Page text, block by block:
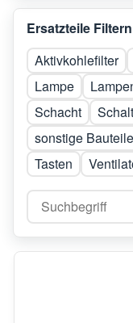
Ersatzteile Filtern
Aktivkohlefilter
Lampe
Schacht
sonstige Bauteile
Tasten